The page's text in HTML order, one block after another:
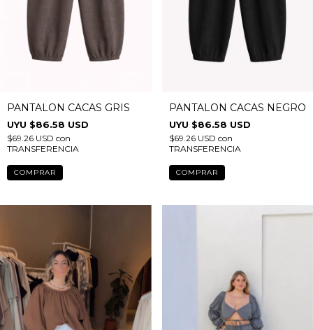
PANTALON CACAS GRIS
$86.58 USD
$69.26 USD con
TRANSFERENCIA
COMPRAR
PANTALON CACAS NEGRO
$86.58 USD
$69.26 USD con
TRANSFERENCIA
COMPRAR